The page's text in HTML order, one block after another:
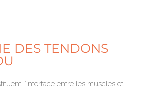
DES TENDONS
l’interface entre les muscles et